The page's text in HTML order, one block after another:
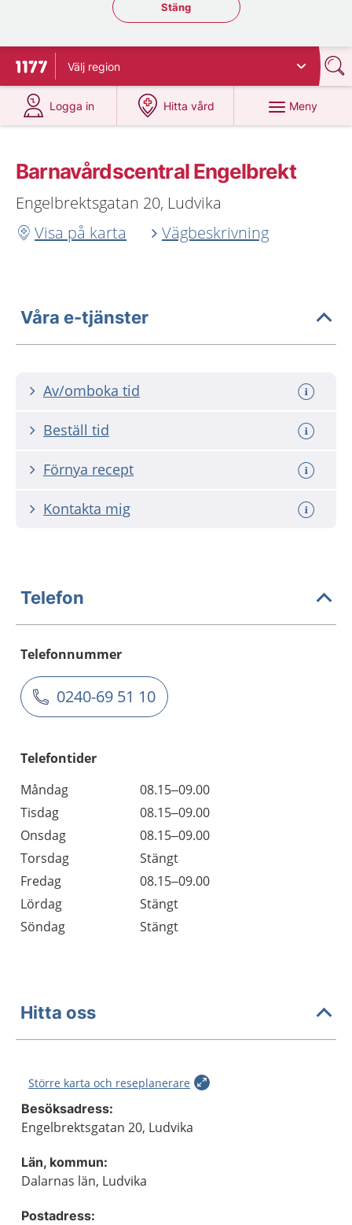
Stäng regionsväljaren
Stäng
Till startsidan för 1177
Välj region
Logga in
på 1177.se
Hitta vård
på 1177.se
Meny
Barnavårdscentral Engelbrekt
Engelbrektsgatan 20, Ludvika
Visa på karta
Vägbeskrivning
Våra e-tjänster
Av/omboka tid
Beställ tid
Förnya recept
Kontakta mig
Telefon
Telefonnummer
0240-69 51 10
Telefontider
Måndag
08.15–09.00
Tisdag
08.15–09.00
Onsdag
08.15–09.00
Torsdag
Stängt
Fredag
08.15–09.00
Lördag
Stängt
Söndag
Stängt
Hitta oss
Större karta och reseplanerare
Besöksadress:
Engelbrektsgatan 20, Ludvika
Län, kommun:
Dalarnas län, Ludvika
Postadress: